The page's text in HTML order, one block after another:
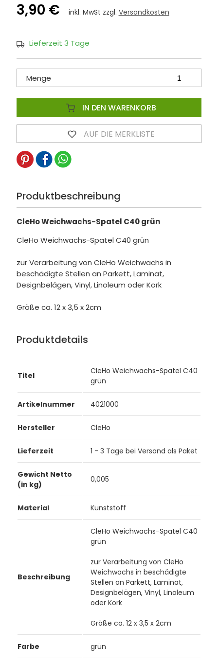
3,90 € inkl. MwSt zzgl. Versandkosten
Lieferzeit 3 Tage
Menge
IN DEN WARENKORB
AUF DIE MERKLISTE
Produktbeschreibung
CleHo Weichwachs-Spatel C40 grün
CleHo Weichwachs-Spatel C40 grün
zur Verarbeitung von CleHo Weichwachs in
beschädigte Stellen an Parkett, Laminat,
Designbelägen, Vinyl, Linoleum oder Kork
Größe ca. 12 x 3,5 x 2cm
Produktdetails
Titel
CleHo Weichwachs-Spatel C40
grün
Artikelnummer 4021000
Hersteller CleHo
Lieferzeit 1 - 3 Tage bei Versand als Paket
Gewicht Netto
(in kg)
0,005
Material Kunststoff
Beschreibung
CleHo Weichwachs-Spatel C40
grün
zur Verarbeitung von CleHo
Weichwachs in beschädigte
Stellen an Parkett, Laminat,
Designbelägen, Vinyl, Linoleum
oder Kork
Größe ca. 12 x 3,5 x 2cm
Farbe grün